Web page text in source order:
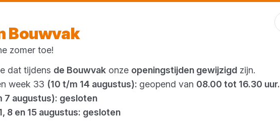
Bouwvak
zomer toe!
dat tijdens de Bouwvak onze openingstijden gewijzigd zijn.
week 33 (10 t/m 14 augustus): geopend van 08.00 tot 16.30 uur.
7 augustus): gesloten
8 en 15 augustus: gesloten